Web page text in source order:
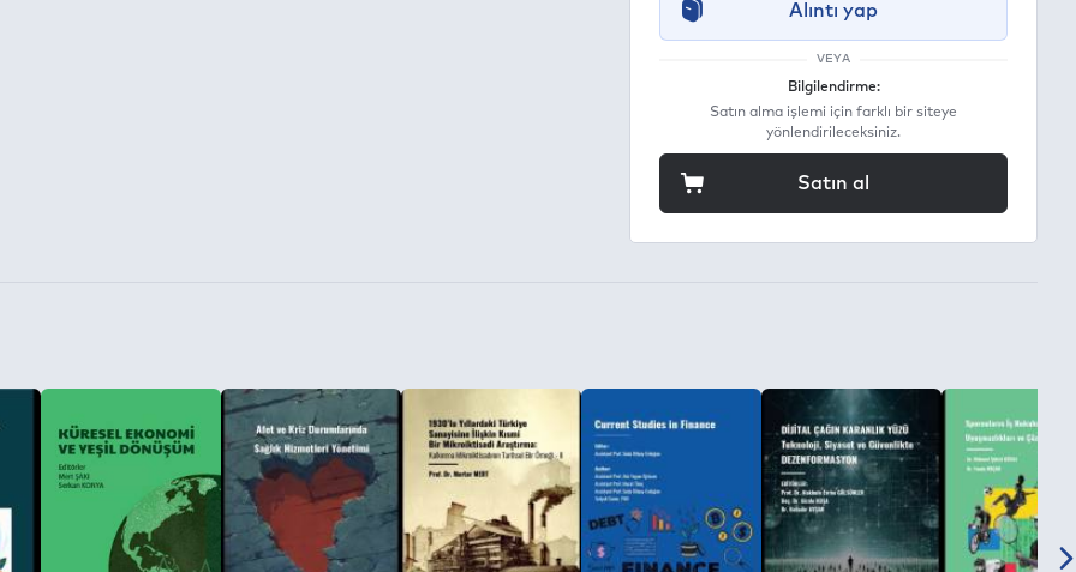
İzni:
Alıntı yap
VEYA
Bilgilendirme:
Satın alma işlemi için farklı bir siteye
yönlendirileceksiniz.
Satın al